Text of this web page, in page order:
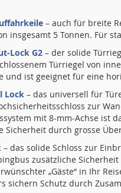
– auch für breite
insgesamt 5 Tonnen. Für
Lock G2 – der solide
Türriegel von
und ist geeignet für eine
Lock – das universell für
zur
mit 8-mm-Achse ist
Sicherheit durch grosse
– das solide Schloss zur
zusätzliche
„Gäste“ in Ihr
sichern Schutz durch